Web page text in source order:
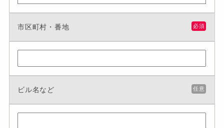
市区町村・番地 必須
ビル名など 任意